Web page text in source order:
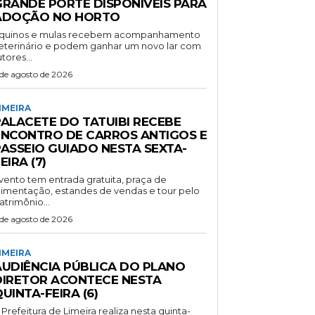
PORTE DISPONÍVEIS PARA
NO HORTO
e mulas recebem acompanhamento
e podem ganhar um novo lar com
agosto de 2026
DO TATUIBI RECEBE
DE CARROS ANTIGOS E
GUIADO NESTA SEXTA-
(7)
tem entrada gratuita, praça de
estandes de vendas e tour pelo
agosto de 2026
PÚBLICA DO PLANO
ACONTECE NESTA
FEIRA (6)
Prefeitura de Limeira realiza nesta quinta-